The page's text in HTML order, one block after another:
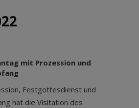
mit Prozession und
Festgottesdienst und
hat die Visitation des